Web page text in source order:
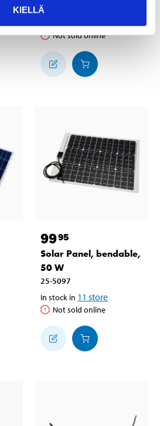
KIELLÄ25-5099
Not sold online
9995
Solar Panel, bendable,
50 W
25-5097
In stock in 11 store
Not sold online